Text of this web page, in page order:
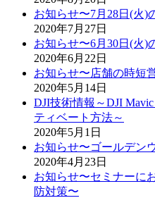
お知らせ〜7月28日(火)
2020年7月27日
お知らせ〜6月30日(火)
2020年6月22日
お知らせ〜店舗の時短
2020年5月14日
DJI技術情報～DJI
ティベート方法～
2020年5月1日
お知らせ〜ゴールデン
2020年4月23日
お知らせ〜セミナーに
防対策〜